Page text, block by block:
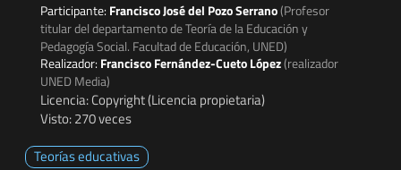
Participante: Francisco José del Pozo Serrano(Profesor
titular del departamento de Teoría de la Educación y
Pedagogía Social. Facultad de Educación, UNED)
Realizador: Francisco Fernández-Cueto López(realizador
UNED Media)
Licencia: Copyright (Licencia propietaria)
Visto: 270 veces
Teorías educativas